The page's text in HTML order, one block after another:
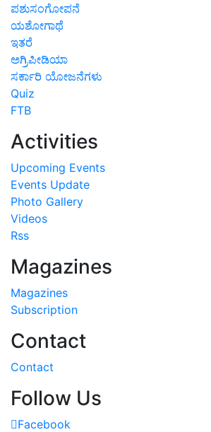
ಪಶುಸಂಗೋಪನೆ
ಯಶೋಗಾಥೆ
ಇತರೆ
ಅಗ್ರಿಪೀಡಿಯಾ
ಸರ್ಕಾರಿ ಯೋಜನೆಗಳು
Quiz
FTB
Activities
Upcoming Events
Events Update
Photo Gallery
Videos
Rss
Magazines
Magazines
Subscription
Contact
Contact
Follow Us
Facebook